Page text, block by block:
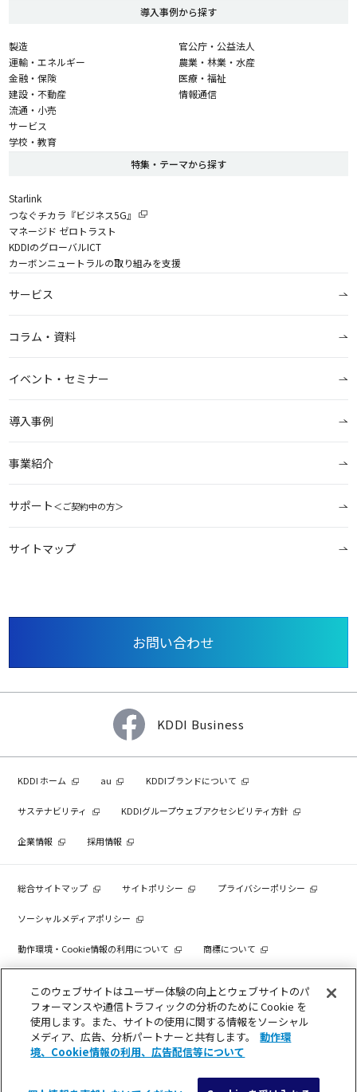
導入事例から探す
製造
運輸・エネルギー
金融・保険
建設・不動産
流通・小売
サービス
学校・教育
官公庁・公益法人
農業・林業・水産
医療・福祉
情報通信
特集・テーマから探す
Starlink
つなぐチカラ『ビジネス5G』
マネージド ゼロトラスト
KDDIのグローバルICT
カーボンニュートラルの取り組みを支援
サービス
コラム・資料
イベント・セミナー
導入事例
事業紹介
サポート＜ご契約中の方＞
サイトマップ
お問い合わせ
KDDI Business
KDDI ホーム au KDDIブランドについて
サステナビリティ KDDIグループウェブアクセシビリティ方針
企業情報 採用情報
総合サイトマップ サイトポリシー プライバシーポリシー
ソーシャルメディアポリシー
動作環境・Cookie情報の利用について 商標について
COPYRIGHT © KDDI CORPORATION, ALL RIGHTS RESERVED.
このウェブサイトはユーザー体験の向上とウェブサイトのパ
フォーマンスや通信トラフィックの分析のために Cookie を
使用します。また、サイトの使用に関する情報をソーシャル
メディア、広告、分析パートナーと共有します。
動作環
境、Cookie情報の利用、広告配信等について